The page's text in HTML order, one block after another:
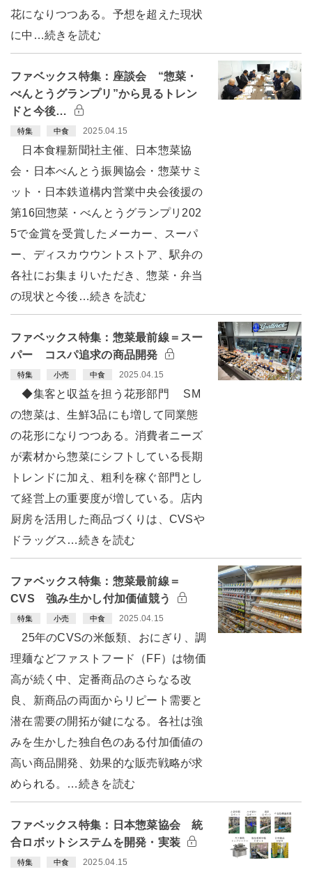
花になりつつある。予想を超えた現状
に中…続きを読む
ファベックス特集：座談会 “惣菜・
べんとうグランプリ”から見るトレン
ドと今後…
特集 中食 2025.04.15
日本食糧新聞社主催、日本惣菜協
会・日本べんとう振興協会・惣菜サミ
ット・日本鉄道構内営業中央会後援の
第16回惣菜・べんとうグランプリ202
5で金賞を受賞したメーカー、スーパ
ー、ディスカウウントストア、駅弁の
各社にお集まりいただき、惣菜・弁当
の現状と今後…続きを読む
ファベックス特集：惣菜最前線＝スー
パー コスパ追求の商品開発
特集 小売 中食 2025.04.15
◆集客と収益を担う花形部門 SM
の惣菜は、生鮮3品にも増して同業態
の花形になりつつある。消費者ニーズ
が素材から惣菜にシフトしている長期
トレンドに加え、粗利を稼ぐ部門とし
て経営上の重要度が増している。店内
厨房を活用した商品づくりは、CVSや
ドラッグス…続きを読む
ファベックス特集：惣菜最前線＝
CVS 強み生かし付加価値競う
特集 小売 中食 2025.04.15
25年のCVSの米飯類、おにぎり、調
理麺などファストフード（FF）は物価
高が続く中、定番商品のさらなる改
良、新商品の両面からリピート需要と
潜在需要の開拓が鍵になる。各社は強
みを生かした独自色のある付加価値の
高い商品開発、効果的な販売戦略が求
められる。…続きを読む
ファベックス特集：日本惣菜協会 統
合ロボットシステムを開発・実装
特集 中食 2025.04.15